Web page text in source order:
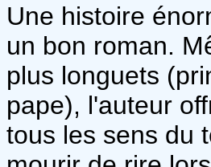
Une histoire
un bon roman.
plus longuets
pape), l'auteur
tous les sens du